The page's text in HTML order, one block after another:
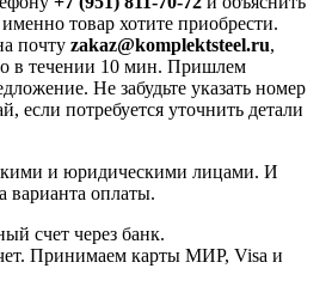
товар хотите приобрести.
почту zakaz@komplektsteel.ru,
в течении 10 мин. Пришлем
Не забудьте указать номер
если потребуется уточнить детали
и юридическими лицами. И
варианта оплаты.
счет через банк.
Принимаем карты МИР, Visa и